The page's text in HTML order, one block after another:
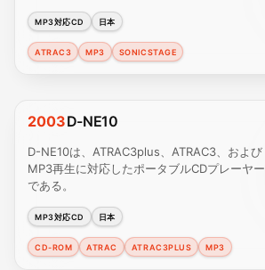
MP3対応CD 日本
ATRAC3 MP3 SONICSTAGE
2003D-NE10
D-NE10は、ATRAC3plus、ATRAC3、および
MP3再生に対応したポータブルCDプレーヤー
である。
MP3対応CD 日本
CD-ROM ATRAC ATRAC3PLUS MP3